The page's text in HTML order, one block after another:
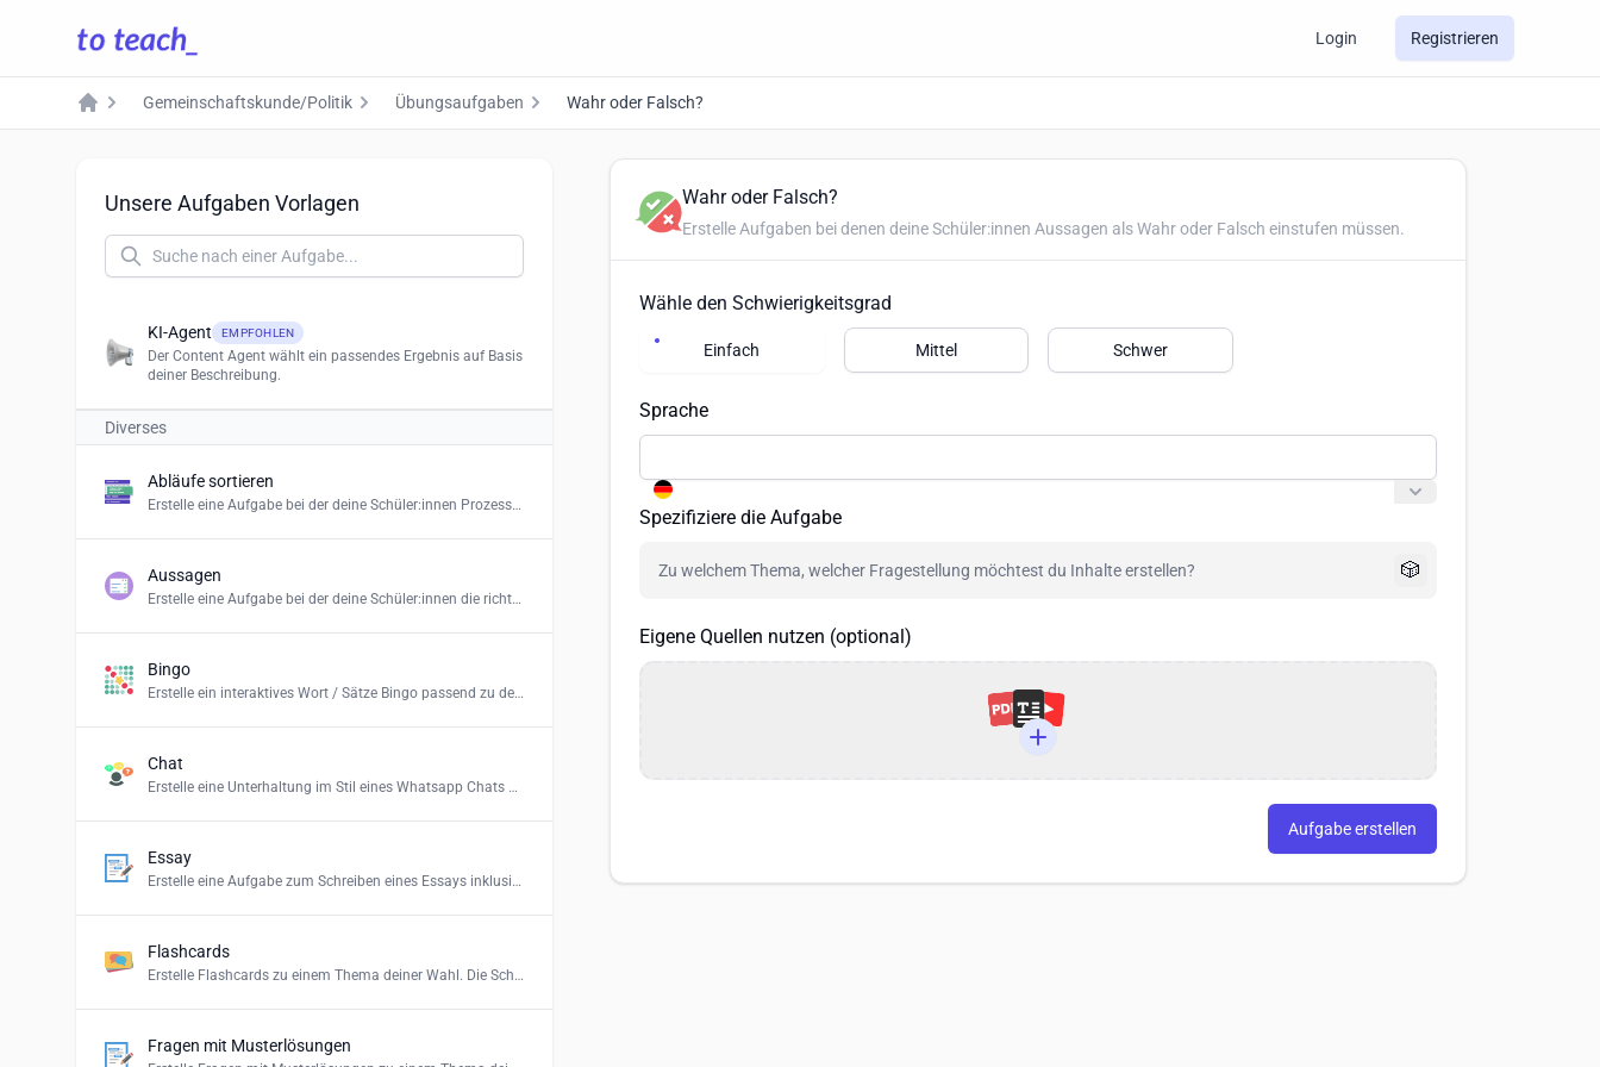
Login Registrieren
Home
Gemeinschaftskunde/Politik Übungsaufgaben Wahr oder Falsch?
Wahr oder Falsch?
Erstelle Aufgaben bei denen deine Schüler:innen Aussagen als Wahr oder Falsch einstufen müssen.
Wähle den Schwierigkeitsgrad
Einfach Mittel Schwer
Sprache
Spezifiziere die Aufgabe
🎲
Eigene Quellen nutzen (optional)
Aufgabe erstellen
Unsere Aufgaben Vorlagen
KI-Agent EMPFOHLEN
Der Content Agent wählt ein passendes Ergebnis auf Basis
deiner Beschreibung.
Diverses
Abläufe sortieren
Erstelle eine Aufgabe bei der deine Schüler:innen Prozesse und Abläufe in die richtige Reihenfolge bringen müssen.
Aussagen
Erstelle eine Aufgabe bei der deine Schüler:innen die richtigen Aussagen identifizieren müssen und so eine Zusammenfassung erstellen.
Bingo
Erstelle ein interaktives Wort / Sätze Bingo passend zu deinen Unterrichtsinhalten.
Chat
Erstelle eine Unterhaltung im Stil eines Whatsapp Chats zwischen Personen oder in Gruppen zu den Themen deiner Wahl.
Essay
Erstelle eine Aufgabe zum Schreiben eines Essays inklusive Feedback zu einem Thema deiner Wahl.
Flashcards
Erstelle Flashcards zu einem Thema deiner Wahl. Die Schwierigkeitsstufen stehen für: Einfach = simple Erklärungen, Normal = Erklärungen für Schüler:innen und Schwer = Definition des Begriffs.
Fragen mit Musterlösungen